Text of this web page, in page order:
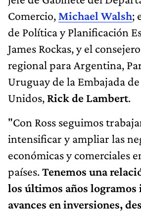
Comercio, Michael Walsh;
de Política y Planificación
James Rockas, y el
regional para Argentina,
Uruguay de la Embajada
Unidos, Rick de Lambert.
"Con Ross seguimos
intensificar y ampliar las
económicas y comerciales
países.Tenemos una
los últimos años
avances en inversiones,